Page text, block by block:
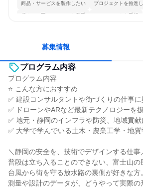
商品・サービスを製作したい プロジェクトを推進
穏やかで互いのペースを尊重 チームワークを重視
募集情報
プログラム内容
プログラム内容
⭐ こんな方におすすめ
✅ 建設コンサルタントや街づくりの仕事
✅ ドローンやARなど最新テクノロジーを
✅ 地元・静岡のインフラや防災、地域貢
✅ 大学で学んでいる土木・農業工学・地
＼静岡の安全を、技術でデザインする仕事
普段は立ち入ることのできない、富士山の
台風から街を守る放水路の裏側が好きな方。
測量や設計のデータが、どうやって実際の